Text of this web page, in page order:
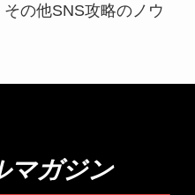
の他SNS攻略のノウ
マガジン